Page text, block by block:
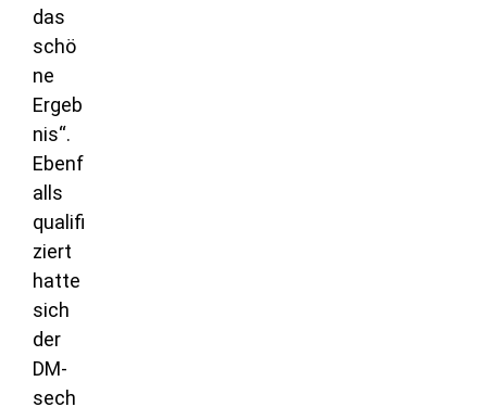
das
schö
ne
Ergeb
nis“.
Ebenf
alls
qualifi
ziert
hatte
sich
der
DM-
sech